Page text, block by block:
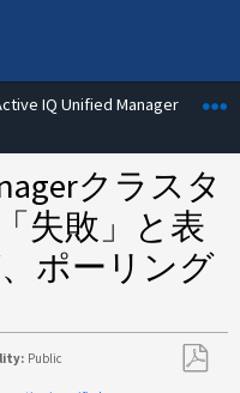
/折りたたむ
IQ Unified Manager
クラスタ
失敗」と表
ポーリング
Public